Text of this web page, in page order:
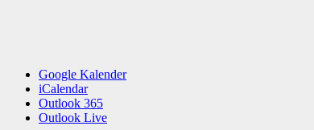
Google Kalender
iCalendar
Outlook 365
Outlook Live